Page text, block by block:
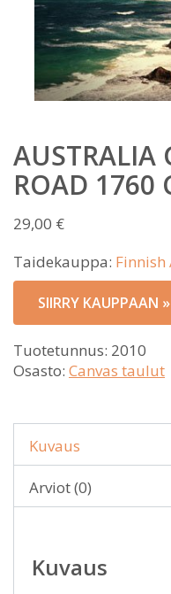
AUSTRALIA
ROAD 1760
29,00 €
Taidekauppa: Finnish
SIIRRY KAUPPAAN »
Tuotetunnus: 2010
Osasto: Canvas taulut
Kuvaus
Arviot (0)
Kuvaus